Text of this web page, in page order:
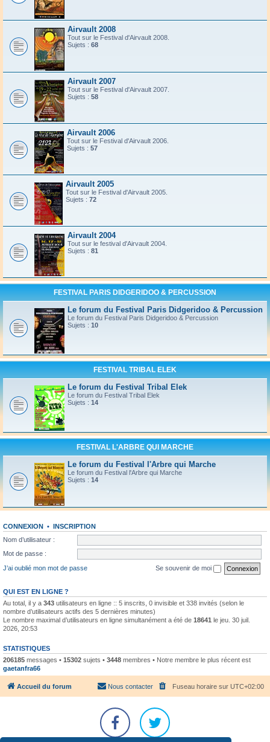
Airvault 2008
Tout sur le Festival d'Airvault 2008.
Sujets : 68
Airvault 2007
Tout sur le Festival d'Airvault 2007.
Sujets : 58
Airvault 2006
Tout sur le Festival d'Airvault 2006.
Sujets : 57
Airvault 2005
Tout sur le Festival d'Airvault 2005.
Sujets : 72
Airvault 2004
Tout sur le festival d'Airvault 2004.
Sujets : 81
FESTIVAL PARIS DIDGERIDOO & PERCUSSION
Le forum du Festival Paris Didgeridoo & Percussion
Le forum du Festival Paris Didgeridoo & Percussion
Sujets : 10
FESTIVAL TRIBAL ELEK
Le forum du Festival Tribal Elek
Le forum du Festival Tribal Elek
Sujets : 14
FESTIVAL L'ARBRE QUI MARCHE
Le forum du Festival l'Arbre qui Marche
Le forum du Festival l'Arbre qui Marche
Sujets : 14
CONNEXION • INSCRIPTION
Nom d’utilisateur :
Mot de passe :
J’ai oublié mon mot de passe
Se souvenir de moi
QUI EST EN LIGNE ?
Au total, il y a 343 utilisateurs en ligne :: 5 inscrits, 0 invisible et 338 invités (selon le
nombre d’utilisateurs actifs des 5 dernières minutes)
Le nombre maximal d’utilisateurs en ligne simultanément a été de 18641 le jeu. 30 juil.
2026, 20:53
STATISTIQUES
206185 messages • 15302 sujets • 3448 membres • Notre membre le plus récent est
gaetanfra66
Accueil du forum Fuseau horaire sur UTC+02:00
Nous contacter